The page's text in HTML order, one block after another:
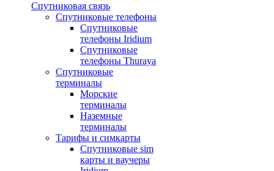
Спутниковая связь
Спутниковые телефоны
Спутниковые
телефоны Iridium
Спутниковые
телефоны Thuraya
Спутниковые
терминалы
Морские
терминалы
Наземные
терминалы
Тарифы и симкарты
Спутниковые sim
карты и ваучеры